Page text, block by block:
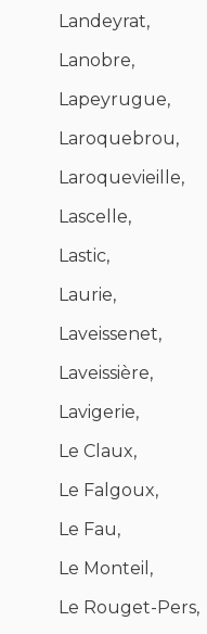
Landeyrat,
Lanobre,
Lapeyrugue,
Laroquebrou,
Laroquevieille,
Lascelle,
Lastic,
Laurie,
Laveissenet,
Laveissière,
Lavigerie,
Le Claux,
Le Falgoux,
Le Fau,
Le Monteil,
Le Rouget-Pers,